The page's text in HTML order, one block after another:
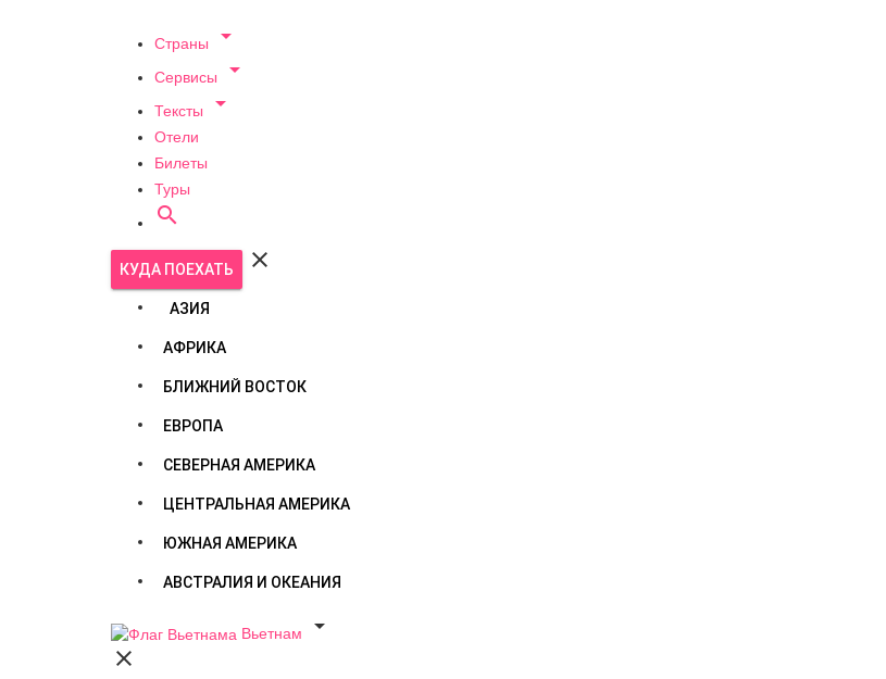
Страны 
Сервисы 
Тексты 
Отели
Билеты
Туры

КУДА ПОЕХАТЬ 
АЗИЯ
АФРИКА
БЛИЖНИЙ ВОСТОК
ЕВРОПА
СЕВЕРНАЯ АМЕРИКА
ЦЕНТРАЛЬНАЯ АМЕРИКА
ЮЖНАЯ АМЕРИКА
АВСТРАЛИЯ И ОКЕАНИЯ
Вьетнам

